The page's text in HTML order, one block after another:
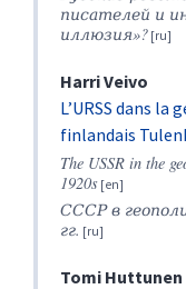
писателей и
иллюзия»?
HarriVeivo
L’URSS dans
finlandais
The USSR in the
1920s
СССР в
гг.
Tomi Huttunen